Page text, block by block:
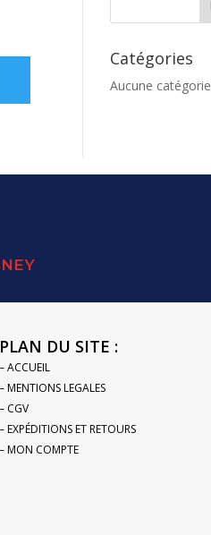
Catégories
Aucune catégorie
PLAN DU SITE :
– ACCUEIL
– MENTIONS LEGALES
– CGV
– EXPÉDITIONS ET RETOURS
– MON COMPTE